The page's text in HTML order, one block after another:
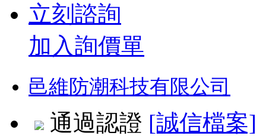
立刻諮詢
加入詢價單
邑維防潮科技有限公司
通過認證 [誠信檔案]